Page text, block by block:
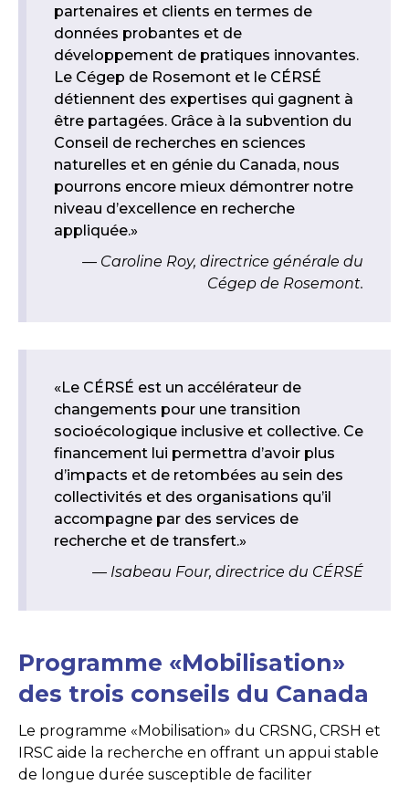
partenaires et clients en termes de
données probantes et de
développement de pratiques innovantes.
Le Cégep de Rosemont et le CÉRSÉ
détiennent des expertises qui gagnent à
être partagées. Grâce à la subvention du
Conseil de recherches en sciences
naturelles et en génie du Canada, nous
pourrons encore mieux démontrer notre
niveau d’excellence en recherche
appliquée.»
Caroline Roy, directrice générale du
Cégep de Rosemont.
«Le CÉRSÉ est un accélérateur de
changements pour une transition
socioécologique inclusive et collective. Ce
financement lui permettra d’avoir plus
d’impacts et de retombées au sein des
collectivités et des organisations qu’il
accompagne par des services de
recherche et de transfert.»
Isabeau Four, directrice du CÉRSÉ
Programme «Mobilisation»
des trois conseils du Canada
Le programme «Mobilisation» du CRSNG, CRSH et
IRSC aide la recherche en offrant un appui stable
de longue durée susceptible de faciliter